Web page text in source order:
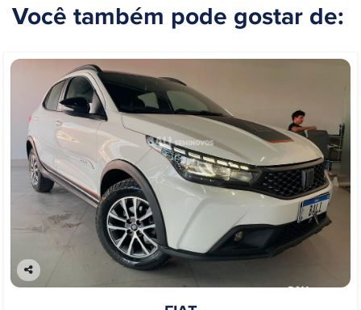
Você também pode gostar de:
Co